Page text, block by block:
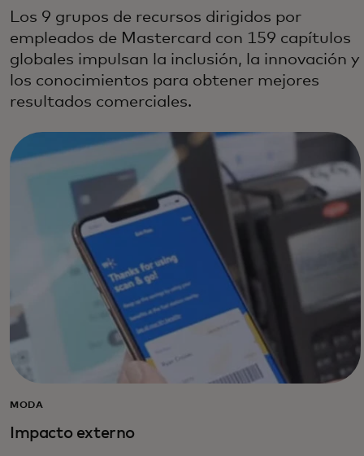
Los 9 grupos de recursos dirigidos por
empleados de Mastercard con 159 capítulos
globales impulsan la inclusión, la innovación y
los conocimientos para obtener mejores
resultados comerciales.
MODA
Impacto externo